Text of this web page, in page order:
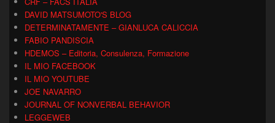
DAVID MATSUMOTO'S BLOG
DETERMINATAMENTE – GIANLUCA CALICCIA
FABIO PANDISCIA
HDEMOS – Editoria, Consulenza, Formazione
IL MIO FACEBOOK
IL MIO YOUTUBE
JOE NAVARRO
JOURNAL OF NONVERBAL BEHAVIOR
LEGGEWEB